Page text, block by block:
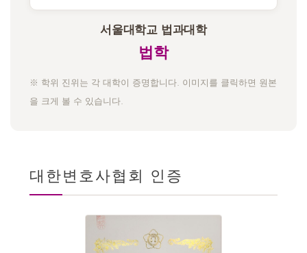
서울대학교 법과대학
법학
※ 학위 진위는 각 대학이 증명합니다. 이미지를 클릭하면 원본
을 크게 볼 수 있습니다.
대한변호사협회 인증